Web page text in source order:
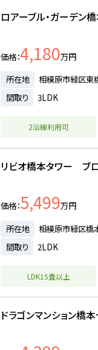
ロアーブル・ガーデン
価格 4,180万円
所在地
相模原市緑区東
間取り
3LDK
2沿線利用可
リビオ橋本タワー ブ
価格 5,499万円
所在地
相模原市緑区橋
間取り
2LDK
LDK15畳以上
ドラゴンマンション橋